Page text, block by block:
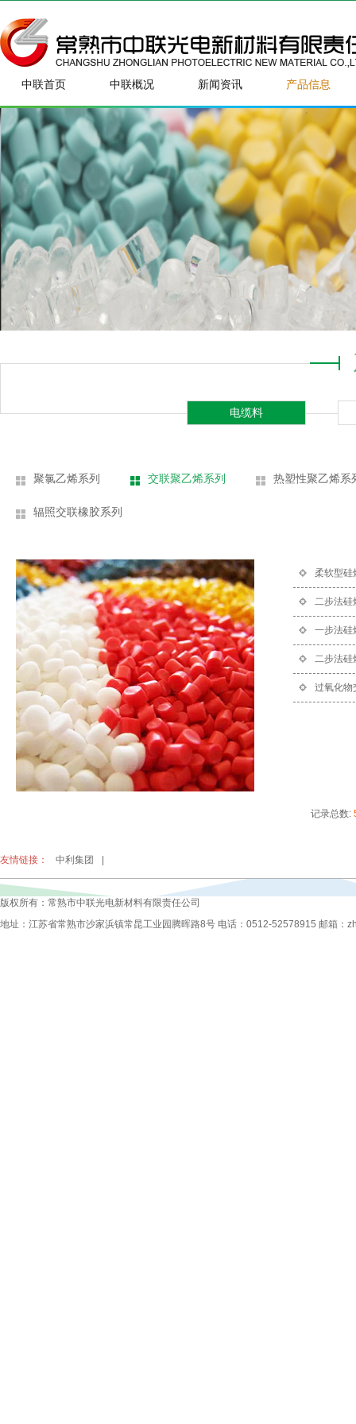
中联首页 中联概况 新闻资讯 产品信息
电缆料
聚氯乙烯系列 交联聚乙烯系列 热塑性聚乙烯系
辐照交联橡胶系列
柔软型硅
二步法硅
一步法硅
二步法硅
过氧化物
记录总数:
友情链接： 中利集团
版权所有：常熟市中联光电新材料有限责任公司
地址：江苏省常熟市沙家浜镇常昆工业园腾晖路8号 电话：0512-52578915 邮箱：